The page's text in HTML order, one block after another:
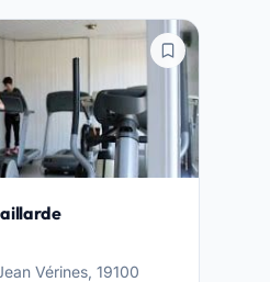
Vérines, 19100